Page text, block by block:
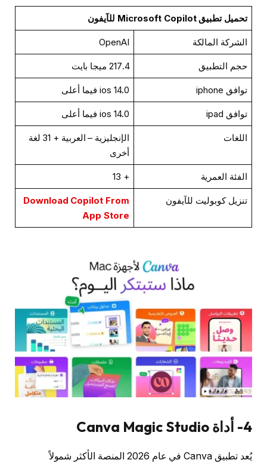
تحميل تطبيق Microsoft Copilot للآيفون
الشركة المالكة OpenAI
حجم التطبيق 217.4 ميجا بايت
توافق iphone ios 14.0 فيما أعلى
توافق ipad ios 14.0 فيما أعلى
اللغات
الإنجليزية – العربية + 31 لغة
أخرى
الفئة العمرية + 13
تنزيل كوبوليت للآيفون
Download Copilot From
App Store
4- أداة Canva Magic Studio
يُعد تطبيق Canva في عام 2026 المنصة الأكثر شمولاً